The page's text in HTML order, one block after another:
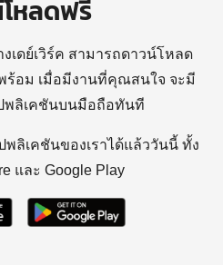
หลดฟรี
เดย์เวิร์ค สามารถดาวน์โหลด
ร้อม เมื่อมีงานที่คุณสนใจ จะมี
พลิเคชันบนมือถือทันที
พลิเคชันของเราได้แล้ววันนี้ ทั้ง
และ Google Play